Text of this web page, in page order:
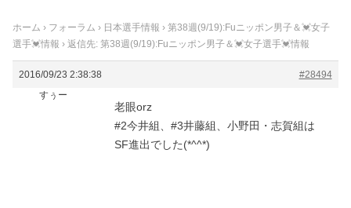
ホーム › フォーラム › 日本選手情報 › 第38週(9/19):Fuニッポン男子＆💓女子
選手💓情報 › 返信先: 第38週(9/19):Fuニッポン男子＆💓女子選手💓情報
2016/09/23 2:38:38
#28494
すぅー
老眼orz
#2今井組、#3井藤組、小野田・志賀組は
SF進出でした(*^^*)